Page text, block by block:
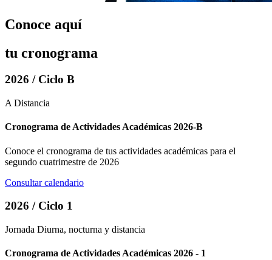
Conoce aquí
tu cronograma
2026 / Ciclo B
A Distancia
Cronograma de Actividades Académicas 2026-B
Conoce el cronograma de tus actividades académicas para el
segundo cuatrimestre de 2026
Consultar calendario
2026 / Ciclo 1
Jornada Diurna, nocturna y distancia
Cronograma de Actividades Académicas 2026 - 1